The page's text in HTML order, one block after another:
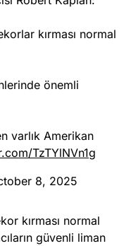
kırması normal
önemli
varlık Amerikan
TzTYlNVn1g
8, 2025
kırması normal
güvenli liman